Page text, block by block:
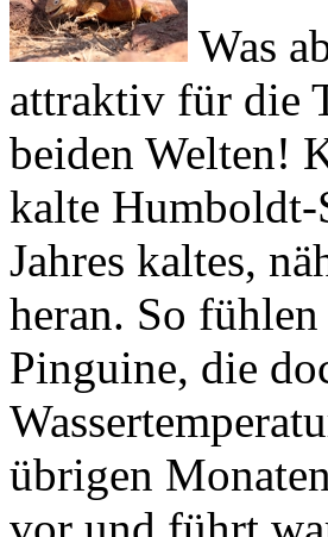
attraktiv für die
beiden Welten!
kalteHumboldt-
Jahres kaltes,
heran. So
Pinguine, die
übrigen
vor und führt
andere Tiere